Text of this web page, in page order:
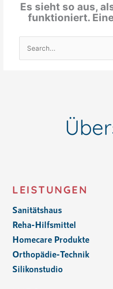
Es sieht so aus,
funktioniert.
Suchen
nach:
LEISTUNGEN
Sanitätshaus
Reha-Hilfsmittel
Homecare Produkte
Orthopädie-Technik
Silikonstudio